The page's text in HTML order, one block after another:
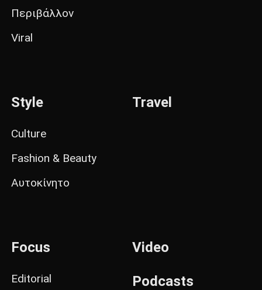
Περιβάλλον
Viral
Style
Culture
Fashion & Beauty
Αυτοκίνητο
Travel
Focus
Editorial
Video
Podcasts